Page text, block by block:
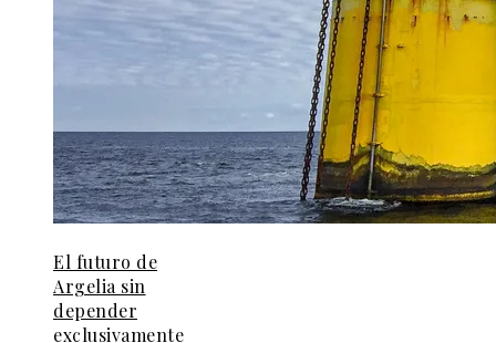
El futuro de
Argelia sin
depender
exclusivamente